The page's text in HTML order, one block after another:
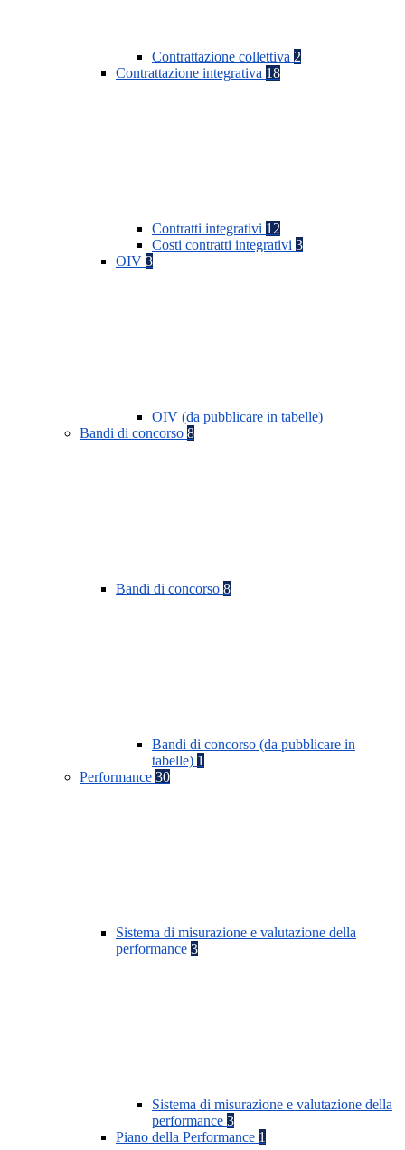
Contrattazione collettiva 2
Contrattazione integrativa 18
Contratti integrativi 12
Costi contratti integrativi 3
OIV 3
OIV (da pubblicare in tabelle)
Bandi di concorso 8
Bandi di concorso 8
Bandi di concorso (da pubblicare in
tabelle) 1
Performance 30
Sistema di misurazione e valutazione della
performance 3
Sistema di misurazione e valutazione della
performance 3
Piano della Performance 1